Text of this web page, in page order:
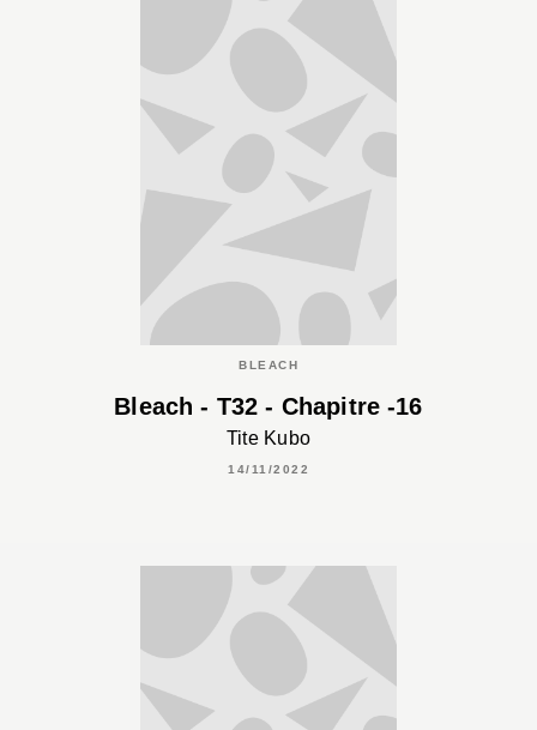
BLEACH
Bleach - T32 - Chapitre -16
Tite Kubo
14/11/2022